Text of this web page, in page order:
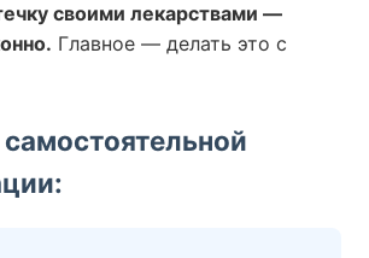
своими лекарствами —
Главное — делать это с